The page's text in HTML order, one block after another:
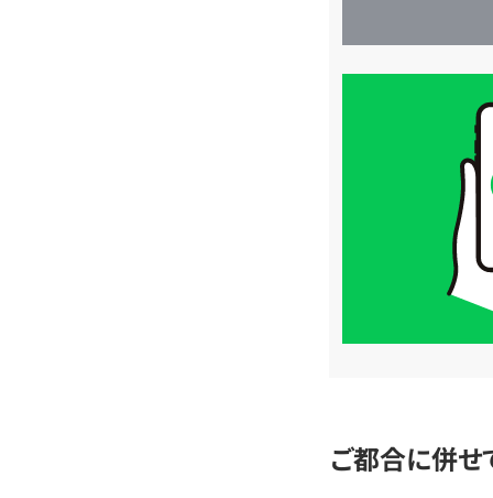
ご都合に併せ